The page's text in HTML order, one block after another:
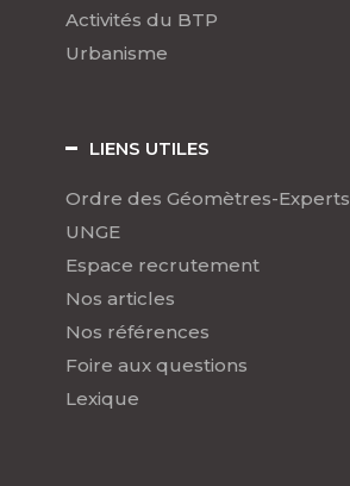
Activités du BTP
Urbanisme
LIENS UTILES
Ordre des Géomètres-Experts
UNGE
Espace recrutement
Nos articles
Nos références
Foire aux questions
Lexique